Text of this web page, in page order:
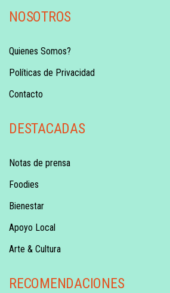
NOSOTROS
Quienes Somos?
Políticas de Privacidad
Contacto
DESTACADAS
Notas de prensa
Foodies
Bienestar
Apoyo Local
Arte & Cultura
RECOMENDACIONES